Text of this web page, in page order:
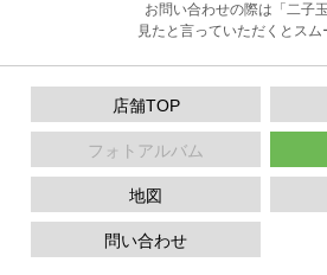
お問い合わせの際は「二子
見たと言っていただくとスム
店舗TOP
フォトアルバム
地図
問い合わせ